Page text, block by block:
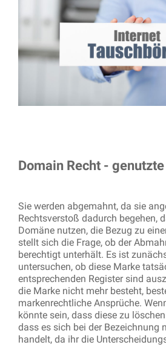
Domain Recht -
Sie werden abgemahnt, da sie
Rechtsverstoß dadurch begehen,
Domäne nutzen, die Bezug zu
stellt sich die Frage, ob der
berechtigt unterhält. Es ist
untersuchen, ob diese Marke
entsprechenden Register sind
die Marke nicht mehr besteht,
markenrechtliche Ansprüche.
könnte sein, dass diese zu
dass es sich bei der Bezeichnung
handelt, da ihr die